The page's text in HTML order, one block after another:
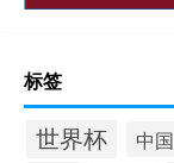
标签
世界杯 中国